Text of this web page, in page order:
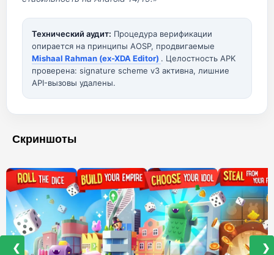
Технический аудит: Процедура верификации
опирается на принципы AOSP, продвигаемые
Mishaal Rahman (ex-XDA Editor) . Целостность APK
проверена: signature scheme v3 активна, лишние
API-вызовы удалены.
Скриншоты
❮ ❯